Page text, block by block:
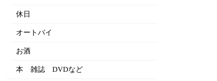
休日
オートバイ
お酒
本 雑誌 DVDなど